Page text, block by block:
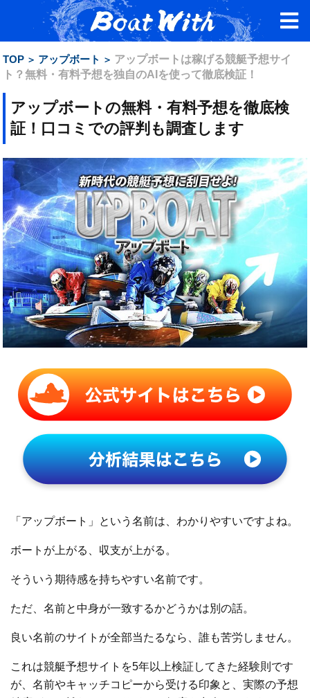
TOP アップボート
アップボートは稼げる競艇予想サイ
ト？無料・有料予想を独自のAIを使って徹底検証！
アップボートの無料・有料予想を徹底検
証！口コミでの評判も調査します
「アップボート」という名前は、わかりやすいですよね。
ボートが上がる、収支が上がる。
そういう期待感を持ちやすい名前です。
ただ、名前と中身が一致するかどうかは別の話。
良い名前のサイトが全部当たるなら、誰も苦労しません。
これは競艇予想サイトを5年以上検証してきた経験則です
が、名前やキャッチコピーから受ける印象と、実際の予想